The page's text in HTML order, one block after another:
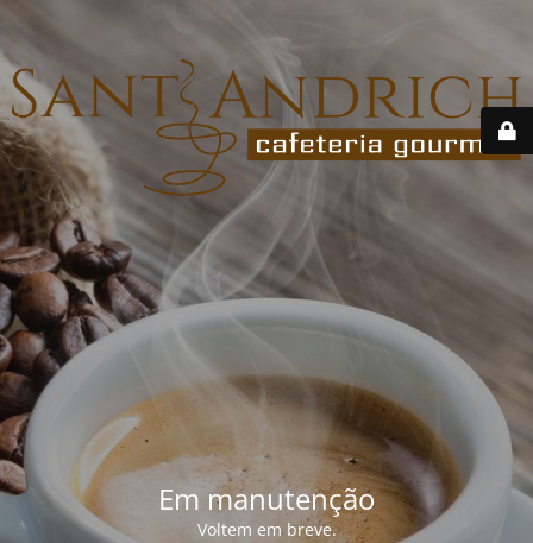
Em manutenção
Voltem em breve.